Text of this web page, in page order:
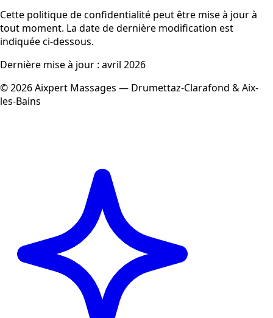
Cette politique de confidentialité peut être mise à jour à
tout moment. La date de dernière modification est
indiquée ci-dessous.
Dernière mise à jour : avril 2026
© 2026 Aixpert Massages — Drumettaz-Clarafond & Aix-
les-Bains